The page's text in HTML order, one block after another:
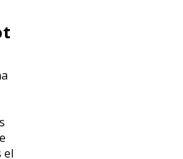
el